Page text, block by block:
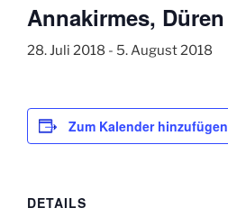
Annakirmes, Düren
28. Juli 2018 - 5. August 2018
Zum Kalender hinzufügen
DETAILS